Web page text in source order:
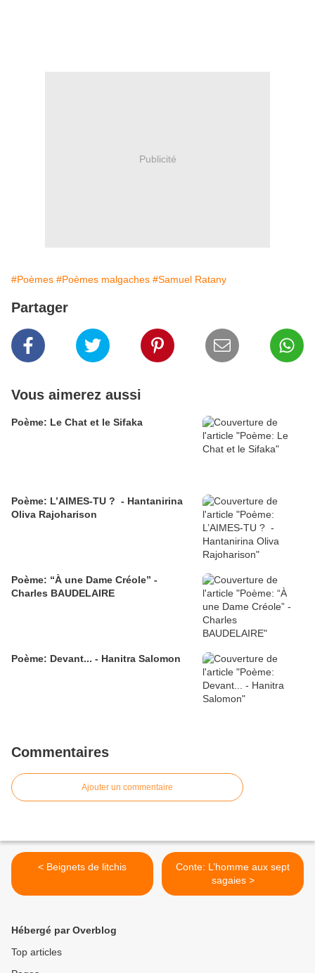
Publicité
#Poèmes #Poèmes malgaches #Samuel Ratany
Partager
Vous aimerez aussi
Poème: Le Chat et le Sifaka
Poème: L’AIMES-TU ? - Hantanirina
Oliva Rajoharison
Poème: “À une Dame Créole” -
Charles BAUDELAIRE
Poème: Devant... - Hanitra Salomon
Commentaires
Ajouter un commentaire
< Beignets de litchis
Conte: L’homme aux sept
sagaies >
Hébergé par Overblog
Top articles